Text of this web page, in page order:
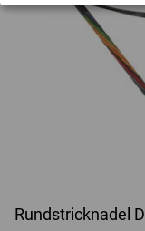
Rundstricknadel